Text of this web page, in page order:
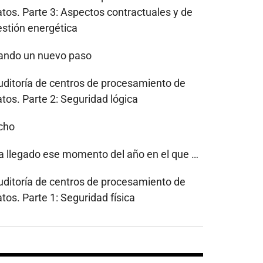
Parte 3: Aspectos contractuales y de
energética
un nuevo paso
de centros de procesamiento de
Parte 2: Seguridad lógica
llegado ese momento del año en el que …
de centros de procesamiento de
Parte 1: Seguridad física